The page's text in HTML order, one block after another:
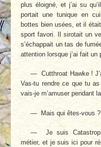
plus éloigné, et j’ai su
portait une tunique en
bottes bien usées, et il
sport favori. Il sirotait un
s’échappait un tas de
attention lorsque j’ai fait un
— Cutthroat Hawke !
Vas-tu rendre ce que tu
vais-je m’amuser pendant
— Mais qui êtes-vous ?
— Je suis
métier, et je suis ici pour